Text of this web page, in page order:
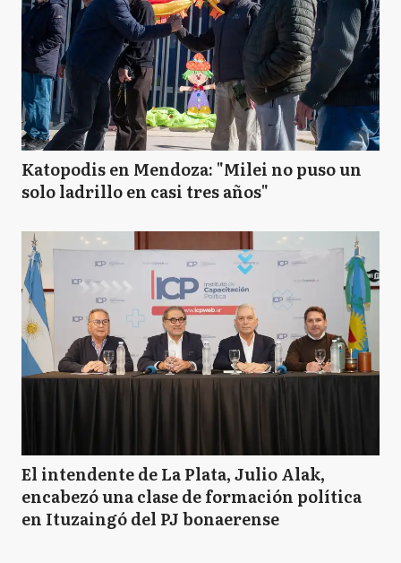
Katopodis en Mendoza: "Milei no puso un
solo ladrillo en casi tres años"
El intendente de La Plata, Julio Alak,
encabezó una clase de formación política
en Ituzaingó del PJ bonaerense